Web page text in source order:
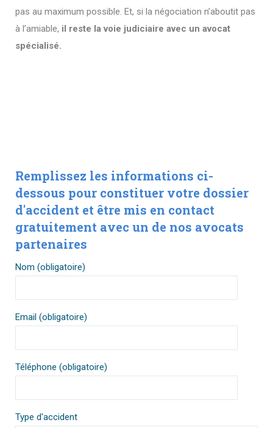
pas au maximum possible. Et, si la négociation n’aboutit pas
à l’amiable, il reste la voie judiciaire avec un avocat
spécialisé.
Remplissez les informations ci-
dessous pour constituer votre dossier
d'accident et être mis en contact
gratuitement avec un de nos avocats
partenaires
Nom (obligatoire)
Email (obligatoire)
Téléphone (obligatoire)
Type d'accident